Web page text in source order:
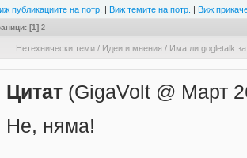
публикациите на потр. | Виж темите на потр. | Виж
[1] 2
Нетехнически теми/ Идеи и мнения / Има ли gogletalk за
Цитат(GigaVolt @ Март
Не, няма!